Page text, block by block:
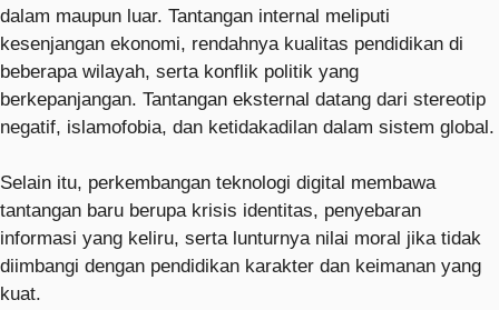
dalam maupun luar. Tantangan internal meliputi
kesenjangan ekonomi, rendahnya kualitas pendidikan di
beberapa wilayah, serta konflik politik yang
berkepanjangan. Tantangan eksternal datang dari stereotip
negatif, islamofobia, dan ketidakadilan dalam sistem global.
Selain itu, perkembangan teknologi digital membawa
tantangan baru berupa krisis identitas, penyebaran
informasi yang keliru, serta lunturnya nilai moral jika tidak
diimbangi dengan pendidikan karakter dan keimanan yang
kuat.